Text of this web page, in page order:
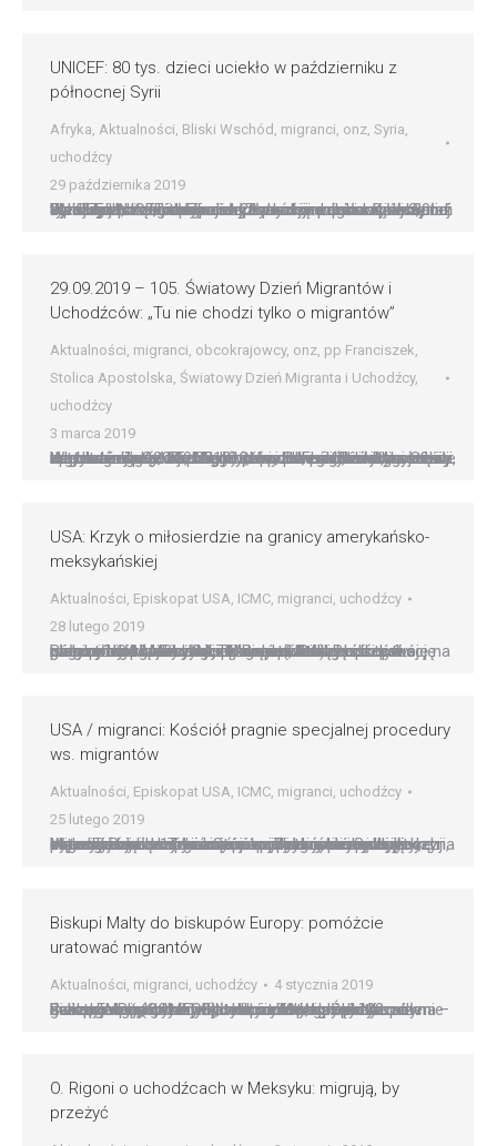
UNICEF: 80 tys. dzieci uciekło w październiku z
północnej Syrii
Afryka, Aktualności, Bliski Wschód , migranci, onz, Syria,
uchodźcy
29 października 2019
Fundusz Narodów Zjednoczonych na rzecz Dzieci, UNICEF jest zaniepokojony sytuacją dzieci w północnej Syrii. Jak poinformowano 29 października w Kolonii, od 9 października, kiedy nastąpiła kolejna eskalacja działań zbrojnych, z regionu uciekło wraz z rodzinami ok. 80 tys. dziewcząt i chłopców. Znacznie pogorszyła się też sytuacja humanitarna całej ludności w północnej Syrii. Według UNICEF, długi…
29.09.2019 – 105. Światowy Dzień Migrantów i
Uchodźców: „Tu nie chodzi tylko o migrantów”
Aktualności, migranci, obcokrajowcy, onz, pp Franciszek,
Stolica Apostolska, Światowy Dzień Migranta i Uchodźcy,
uchodźcy
3 marca 2019
Watykańska Sekcja Migrantów i Uchodźców Dykasterii ds. Integralnego Rozwoju Człowieka ogłosiła hasłom tegorocznego 105. Międzynarodowego Dnia Migrantów i Uchodźców (29.09.2019): „Nie chodzi tylko o migrantów”. Ks. Michael Czerny SJ, podsekretarz Sekcji, kierowanej przez samego papieża Franciszka, wyjaśnił w tym temacie, że pragnie on podkreślić, że jego częste apele o migrantów, uchodźców, przesiedleńców i ofiary handlu…
USA: Krzyk o miłosierdzie na granicy amerykańsko-
meksykańskiej
Aktualności, Episkopat USA, ICMC, migranci, uchodźcy
28 lutego 2019
Biskupi i kapłani z USA i Meksyku, którzy spotkali się na granicy USA i Meksyku, przez modlitwę i błogosławieństwo chcieli zwrócić uwagę na sytuację migantów. Akcja była częścią spotkania biskupów północnego Meksyku i Teksasu (USA). Podczas ceremonii międzyreligijnej o sprawiedliwość i pokój obecny był również ojciec Robert Stark z watykańskiego Biura ds. Migrantów i Uchodźców.…
USA / migranci: Kościół pragnie specjalnej procedury
ws. migrantów
Aktualności, Episkopat USA, ICMC, migranci, uchodźcy
25 lutego 2019
W trosce o obecny rozwój amerykańskiej polityki migracyjnej biskupi ze Stanów Zjednoczonych i Meksyku chcą wzmocnić swoje stanowisko i krytykę sytuacji oraz omówić wspólne podejście. Swoją obecność na trzydniowym spotkaniu, które rozpoczyna się w El Paso w Teksasie w najbliższy poniedziałek, zapowiedziało 14 biskupów z przygranicznych diecezji, przedstawiciele organizacji społecznych zajmujących się migracją i z…
Biskupi Malty do biskupów Europy: pomóżcie
uratować migrantów
Aktualności, migranci, uchodźcy 4 stycznia 2019
Biskupi Malty wysłali 3 stycznia list do sekretarza generalnego Komisji Episkopatów Wspólnoty Europejskiej (COMECE), w którym proszą biskupów Europy o pomoc w uratowaniu 49 migrantów zablokowanych od wielu dni na Morzu Śródziemnym. – Jak na ironię, gdy my katolicy obchodzimy Narodzenie naszego Pana, który był odrzucony, gdy przyszedł na świat, Europa odmówiła schronienia grupie 32…
O. Rigoni o uchodźcach w Meksyku: migrują, by
przeżyć